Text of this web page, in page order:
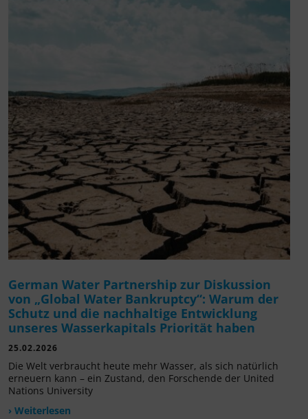
German Water Partnership zur Diskussion
von „Global Water Bankruptcy“: Warum der
Schutz und die nachhaltige Entwicklung
unseres Wasserkapitals Priorität haben
25.02.2026
Die Welt verbraucht heute mehr Wasser, als sich natürlich
erneuern kann – ein Zustand, den Forschende der United
Nations University
› Weiterlesen